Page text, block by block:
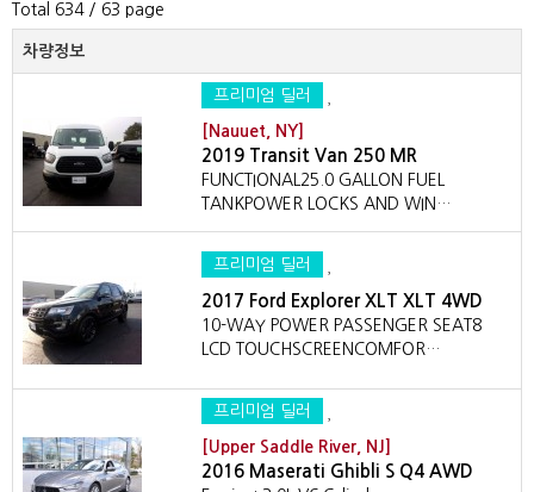
Total 634/ 63 page
차량정보
프리미엄 딜러
[Nauuet, NY]
2019 Transit Van 250 MR
FUNCTIONAL25.0 GALLON FUEL
TANKPOWER LOCKS AND WIN…
프리미엄 딜러
2017 Ford Explorer XLT XLT 4WD
10-WAY POWER PASSENGER SEAT8
LCD TOUCHSCREENCOMFOR…
프리미엄 딜러
[Upper Saddle River, NJ]
2016 Maserati Ghibli S Q4 AWD